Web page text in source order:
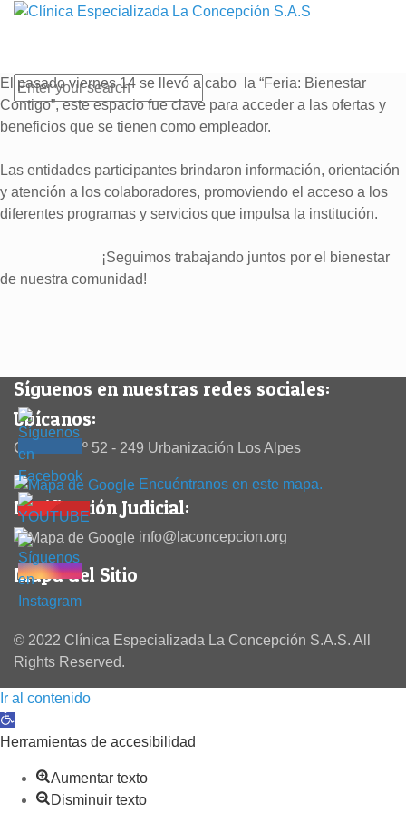
El pasado viernes 14 se llevó a cabo la “Feria: Bienestar
Contigo”, este espacio fue clave para acceder a las ofertas y
beneficios que se tienen como empleador.
Las entidades participantes brindaron información, orientación
y atención a los colaboradores, promoviendo el acceso a los
diferentes programas y servicios que impulsa la institución.
¡Seguimos trabajando juntos por el bienestar
de nuestra comunidad!
Síguenos en nuestras redes sociales:
Ubícanos:
Calle 38 Nº 52 - 249 Urbanización Los Alpes
Encuéntranos en este mapa.
Notificación Judicial:
info@laconcepcion.org
Mapa del Sitio
© 2022 Clínica Especializada La Concepción S.A.S. All
Rights Reserved.
Ir al contenido
Abrir barra de herramientas
Herramientas de accesibilidad
Aumentar texto
Disminuir texto